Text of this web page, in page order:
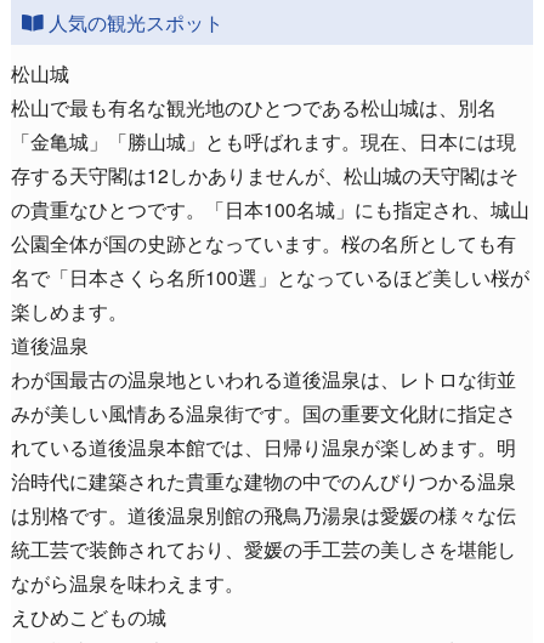
人気の観光スポット
松山城
松山で最も有名な観光地のひとつである松山城は、別名
「金亀城」「勝山城」とも呼ばれます。現在、日本には現
存する天守閣は12しかありませんが、松山城の天守閣はそ
の貴重なひとつです。「日本100名城」にも指定され、城山
公園全体が国の史跡となっています。桜の名所としても有
名で「日本さくら名所100選」となっているほど美しい桜が
楽しめます。
道後温泉
わが国最古の温泉地といわれる道後温泉は、レトロな街並
みが美しい風情ある温泉街です。国の重要文化財に指定さ
れている道後温泉本館では、日帰り温泉が楽しめます。明
治時代に建築された貴重な建物の中でのんびりつかる温泉
は別格です。道後温泉別館の飛鳥乃湯泉は愛媛の様々な伝
統工芸で装飾されており、愛媛の手工芸の美しさを堪能し
ながら温泉を味わえます。
えひめこどもの城